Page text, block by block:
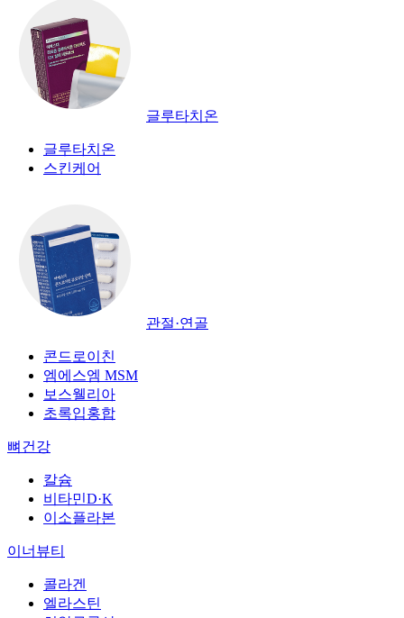
글루타치온
글루타치온
스킨케어
관절·연골
콘드로이친
엠에스엠 MSM
보스웰리아
초록입홍합
뼈건강
칼슘
비타민D·K
이소플라본
이너뷰티
콜라겐
엘라스틴